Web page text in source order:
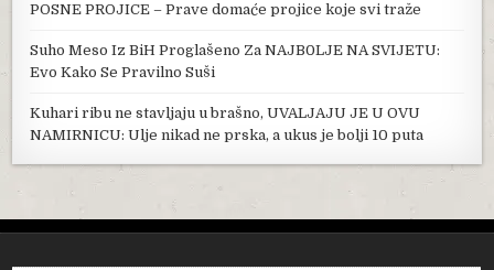
POSNE PROJICE – Prave domaće projice koje svi traže
Suho Meso Iz BiH Proglašeno Za NAJB0LJE NA SVIJETU:
Evo Kako Se Pravilno Suši
Kuhari ribu ne stavljaju u brašno, UVALJAJU JE U OVU
NAMIRNICU: Ulje nikad ne prska, a ukus je bolji 10 puta